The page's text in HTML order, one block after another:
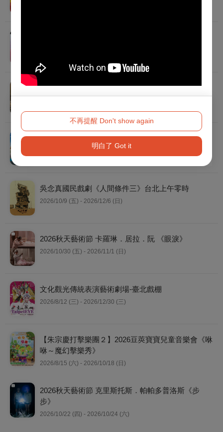
不再提醒 Don't show again
明白了 Got it
2026秋天藝術節 菲利普．肯恩《人間樂園》
職男人生11-開始新生活
2026/10/17 (六) - 2026/10/18 (日)
吳念真國民戲劇《人間條件三》台北上午零時
2026/10/9 (五) - 2026/12/6 (日)
2026秋天藝術節 卡羅琳．居拉．阮 《眼淚》
2026/10/30 (五) - 2026/11/1 (日)
文化觀光傳統表演藝術劇場-臺北戲棚
2026/8/12 (三) - 2026/12/30 (三)
【朱宗慶打擊樂團２】2026豆莢寶寶兒童音樂會《咻
咻～魔幻擊樂秀》
2026/8/15 (六) - 2026/10/18 (日)
2026秋天藝術節 克里斯托斯．帕帕多普洛斯《步
步》
2026/10/22 (四) - 2026/10/24 (六)